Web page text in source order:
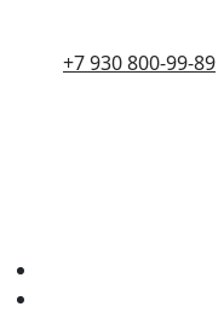
+7 930 800-99-89